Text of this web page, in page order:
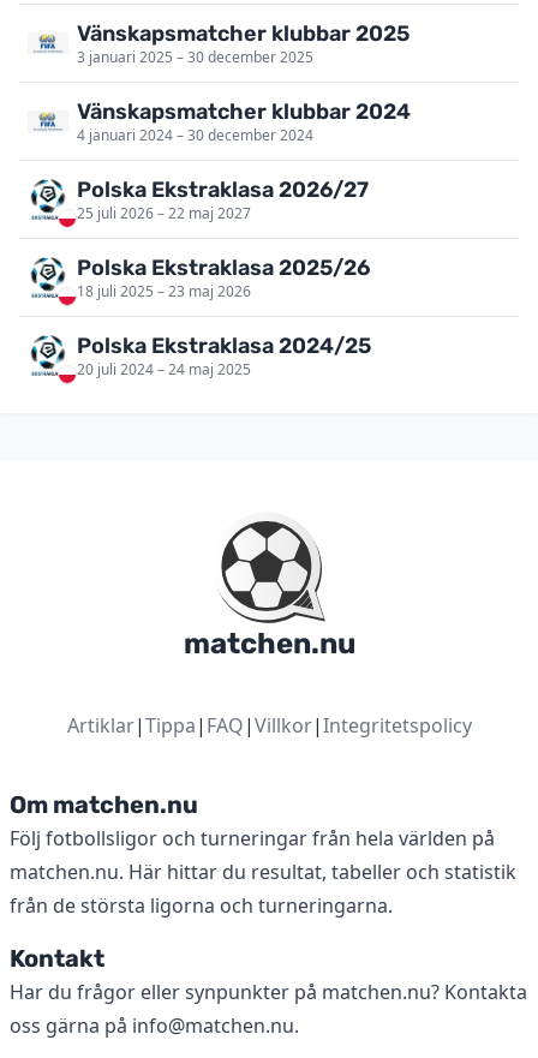
Vänskapsmatcher klubbar 2025
3 januari 2025 – 30 december 2025
Vänskapsmatcher klubbar 2024
4 januari 2024 – 30 december 2024
Polska Ekstraklasa 2026/27
25 juli 2026 – 22 maj 2027
Polska Ekstraklasa 2025/26
18 juli 2025 – 23 maj 2026
Polska Ekstraklasa 2024/25
20 juli 2024 – 24 maj 2025
matchen.nu
Artiklar|Tippa| FAQ|Villkor|Integritetspolicy
Om matchen.nu
Följ fotbollsligor och turneringar från hela världen på
matchen.nu. Här hittar du resultat, tabeller och statistik
från de största ligorna och turneringarna.
Kontakt
Har du frågor eller synpunkter på matchen.nu? Kontakta
oss gärna på info@matchen.nu.